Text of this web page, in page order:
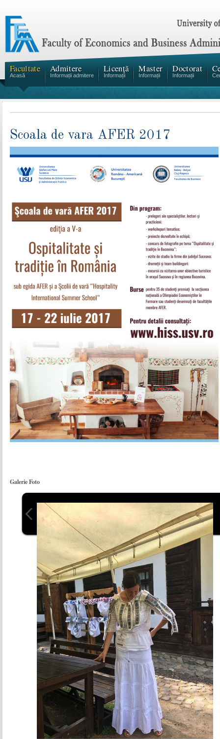
Facultate
Acasă
Admitere
Informații admitere
Licență
Informații
Master
Informații
Doctorat
Informații
Scoala de vara AFER 2017
Galerie Foto
informații pentru studenți
Servicii generale studenți
Acces Platforme online
Profesori
informații pentru profesori
Regulamente
Anunţuri